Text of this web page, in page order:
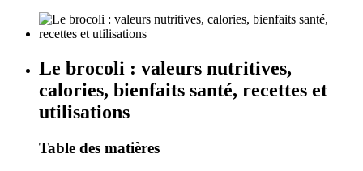
Le brocoli : valeurs nutritives,
calories, bienfaits santé, recettes et
utilisations
Table des matières